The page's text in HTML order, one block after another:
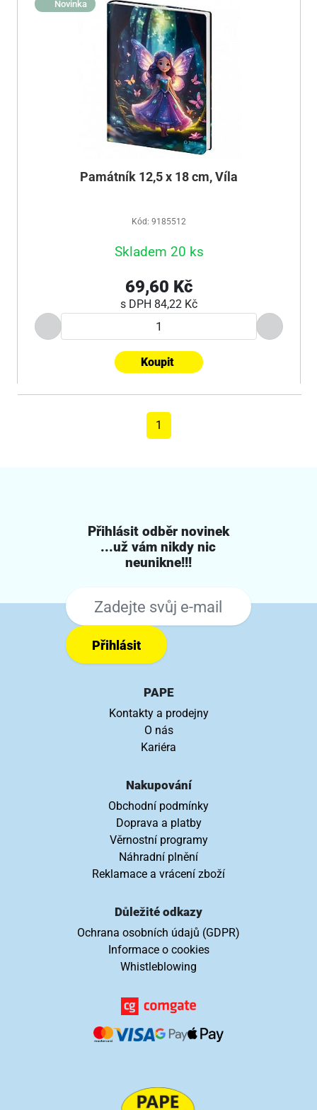
Novinka
Památník 12,5 x 18 cm, Víla
Kód: 9185512
Skladem 20 ks
69,60 Kč
s DPH 84,22 Kč
Koupit
1
Přihlásit odběr novinek
...už vám nikdy nic
neunikne!!!
Přihlásit
PAPE
Kontakty a prodejny
O nás
Kariéra
Nakupování
Obchodní podmínky
Doprava a platby
Věrnostní programy
Náhradní plnění
Reklamace a vrácení zboží
Důležité odkazy
Ochrana osobních údajů (GDPR)
Informace o cookies
Whistleblowing